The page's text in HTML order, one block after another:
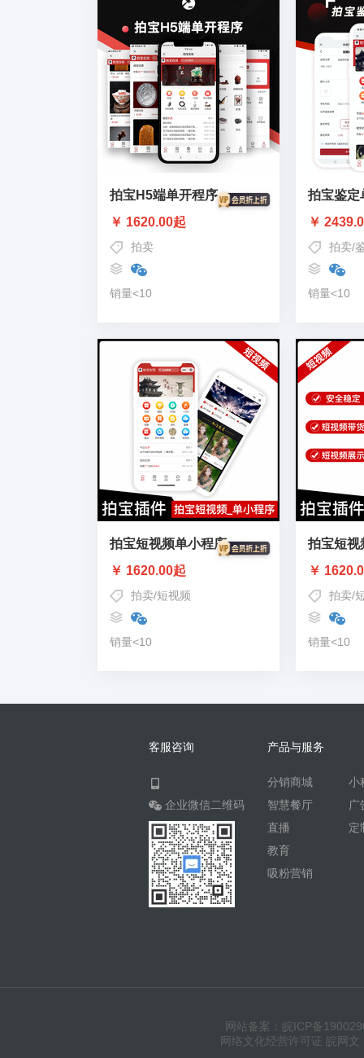
拍宝H5端单开程序
￥ 1620.00起
拍卖
销量<10
拍宝鉴定
￥
拍卖/
销量<10
拍宝短视频单小程序
￥ 1620.00起
拍卖/短视频
销量<10
拍宝短视
￥
拍卖/
销量<10
客服咨询
企业微信二维码
产品与服务
分销商城
智慧餐厅
直播
教育
吸粉营销
小
广
定
网站备案：皖ICP备
网络文化经营许可证 皖网